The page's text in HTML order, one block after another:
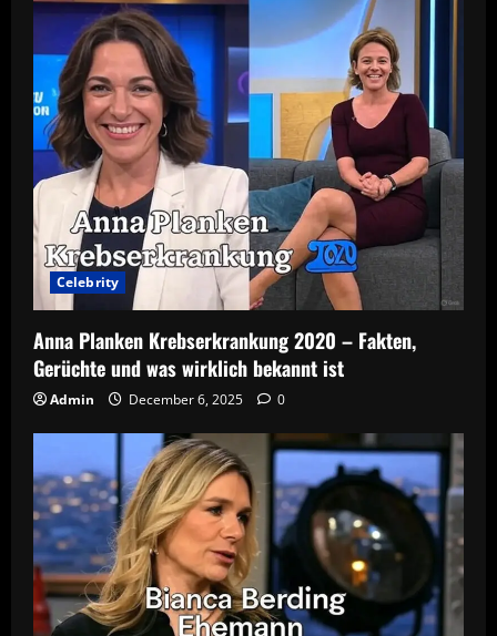
Celebrity
Anna Planken Krebserkrankung 2020 – Fakten,
Gerüchte und was wirklich bekannt ist
Admin December 6, 2025 0